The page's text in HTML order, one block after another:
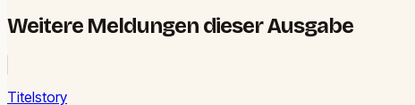
Weitere Meldungen dieser Ausgabe
Titelstory